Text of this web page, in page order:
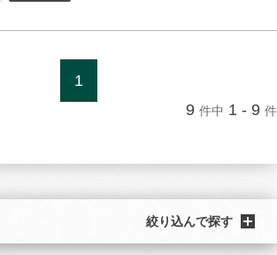
1
9 件中 1 - 9 件
絞り込んで探す